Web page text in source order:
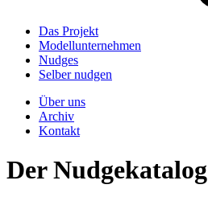
Das Projekt
Modellunternehmen
Nudges
Selber nudgen
Über uns
Archiv
Kontakt
Der Nudgekatalog